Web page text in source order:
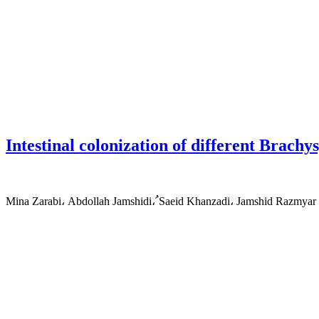
Intestinal colonization of different
Mina Zarabi، Abdollah Jamshidi، ُSaeid Khanzadi، Jamshid Razmyar